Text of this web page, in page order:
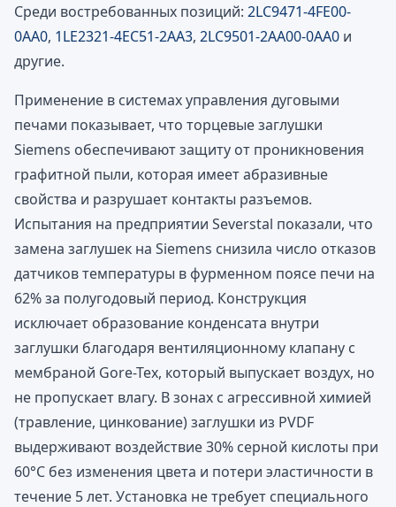
Среди востребованных позиций: 2LC9471-4FE00-
0AA0, 1LE2321-4EC51-2AA3, 2LC9501-2AA00-0AA0 и
другие.
Применение в системах управления дуговыми
печами показывает, что торцевые заглушки
Siemens обеспечивают защиту от проникновения
графитной пыли, которая имеет абразивные
свойства и разрушает контакты разъемов.
Испытания на предприятии Severstal показали, что
замена заглушек на Siemens снизила число отказов
датчиков температуры в фурменном поясе печи на
62% за полугодовый период. Конструкция
исключает образование конденсата внутри
заглушки благодаря вентиляционному клапану с
мембраной Gore-Tex, который выпускает воздух, но
не пропускает влагу. В зонах с агрессивной химией
(травление, цинкование) заглушки из PVDF
выдерживают воздействие 30% серной кислоты при
60°C без изменения цвета и потери эластичности в
течение 5 лет. Установка не требует специального